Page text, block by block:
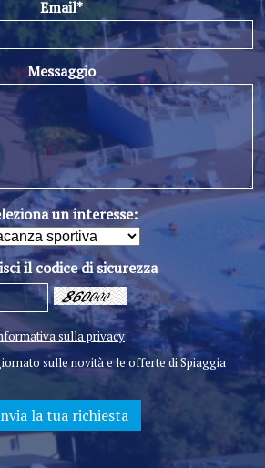
Email*
Messaggio
un interesse:
il codice di sicurezza
sulla privacy
sulle novità e le offerte di Spiaggia